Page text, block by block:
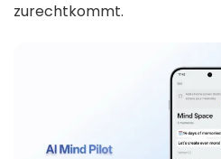
zurechtkommt.